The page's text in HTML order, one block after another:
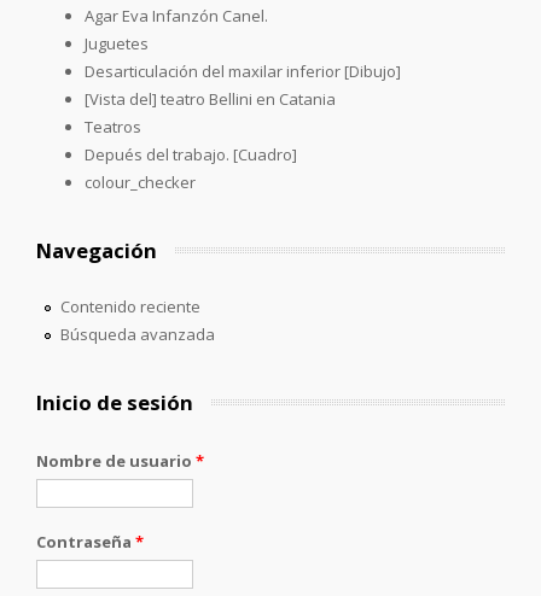
Agar Eva Infanzón Canel.
Juguetes
Desarticulación del maxilar inferior [Dibujo]
[Vista del] teatro Bellini en Catania
Teatros
Depués del trabajo. [Cuadro]
colour_checker
Navegación
Contenido reciente
Búsqueda avanzada
Inicio de sesión
Nombre de usuario *
Contraseña *